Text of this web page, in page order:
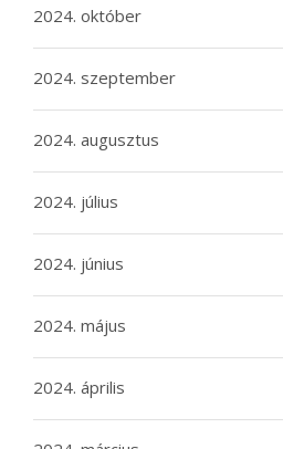
2024. október
2024. szeptember
2024. augusztus
2024. július
2024. június
2024. május
2024. április